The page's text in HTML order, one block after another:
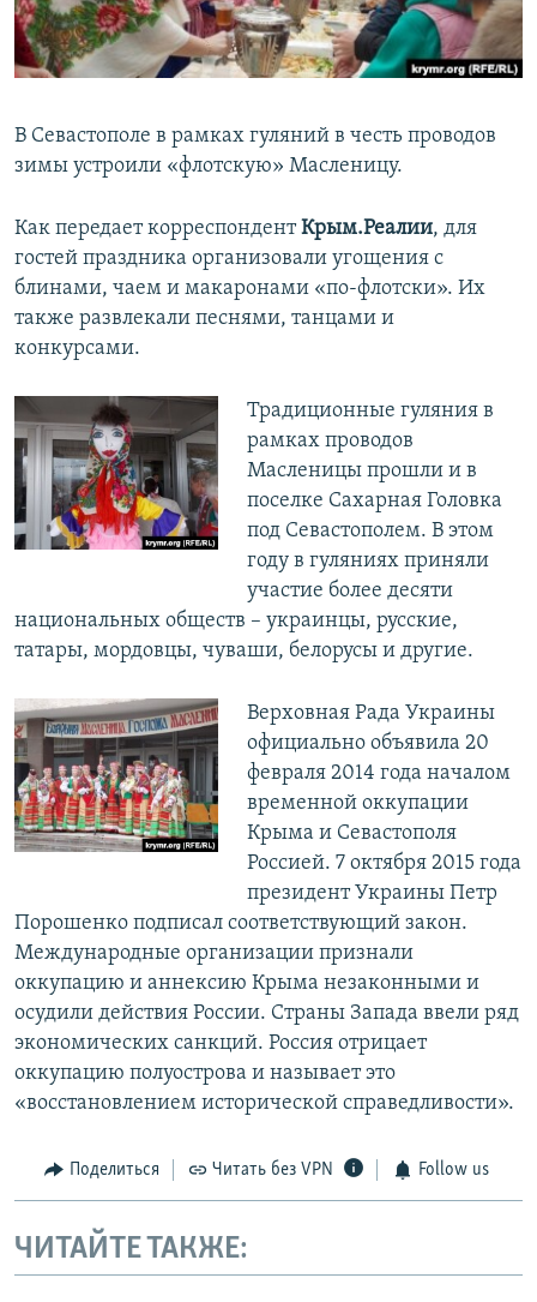
ПОБЕДИТЕЛЕЙ НЕ СУДЯТ?
КРЫМ.НЕПОКОРЕННЫЙ
УКРАИНСКАЯ ПРОБЛЕМА КРЫМА
ПРИСОЕДИНЯЙТЕСЬ!
Все сайты RFE/RL
В Севастополе в рамках гуляний в честь проводов
зимы устроили «флотскую» Масленицу.
Как передает корреспондентКрым.Реалии, для
гостей праздника организовали угощения с
блинами, чаем и макаронами «по-флотски».​ Их
также развлекали песнями, танцами и
конкурсами.
Традиционные гуляния в
рамках проводов
Масленицы прошли и в
поселке Сахарная Головка
под Севастополем. В этом
году в гуляниях приняли
участие более десяти
национальных обществ – украинцы, русские,
татары, мордовцы, чуваши, белорусы и другие.
Верховная Рада Украины
официально объявила 20
февраля 2014 года началом
временной оккупации
Крыма и Севастополя
Россией. 7 октября 2015 года
президент Украины Петр
Порошенко подписал соответствующий закон.
Международные организации признали
оккупацию и аннексию Крыма незаконными и
осудили действия России. Страны Запада ввели ряд
экономических санкций. Россия отрицает
оккупацию полуострова и называет это
«восстановлением исторической справедливости».
Поделиться Читать без VPN Follow us
ЧИТАЙТЕ ТАКЖЕ: